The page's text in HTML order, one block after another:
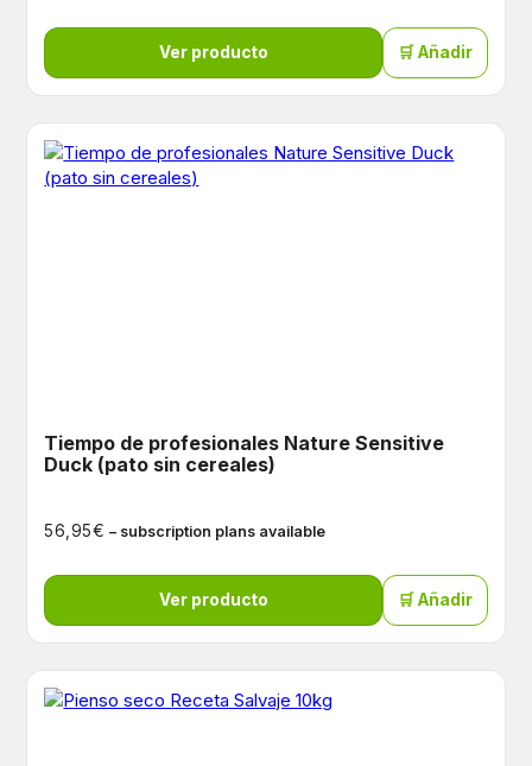
Ver producto 🛒 Añadir
Tiempo de profesionales Nature Sensitive
Duck (pato sin cereales)
56,95€ – subscription plans available
Ver producto 🛒 Añadir